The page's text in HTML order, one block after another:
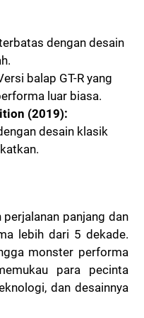
dengan desain
balap GT-R yang
luar biasa.
(2019):
desain klasik
panjang dan
lebih dari 5 dekade.
monster performa
para pecinta
dan desainnya